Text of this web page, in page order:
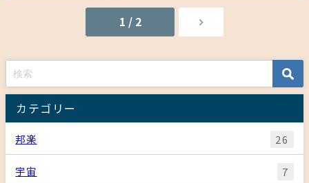
1 / 2
カテゴリー
邦楽 26
宇宙 7